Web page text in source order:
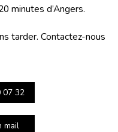
minutes d’Angers.
tarder. Contactez-nous
07 32
mail